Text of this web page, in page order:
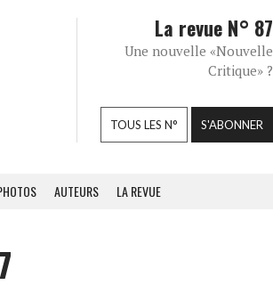
La revue N° 87
Une nouvelle «Nouvelle
Critique» ?
TOUS LES N° S'ABONNER
AUTEURS LA REVUE